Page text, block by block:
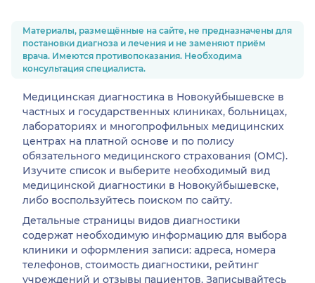
Материалы, размещённые на сайте, не предназначены для
постановки диагноза и лечения и не заменяют приём
врача. Имеются противопоказания. Необходима
консультация специалиста.
Медицинская диагностика в Новокуйбышевске в
частных и государственных клиниках, больницах,
лабораториях и многопрофильных медицинских
центрах на платной основе и по полису
обязательного медицинского страхования (ОМС).
Изучите список и выберите необходимый вид
медицинской диагностики в Новокуйбышевске,
либо воспользуйтесь поиском по сайту.
Детальные страницы видов диагностики
содержат необходимую информацию для выбора
клиники и оформления записи: адреса, номера
телефонов, стоимость диагностики, рейтинг
учреждений и отзывы пациентов. Записывайтесь